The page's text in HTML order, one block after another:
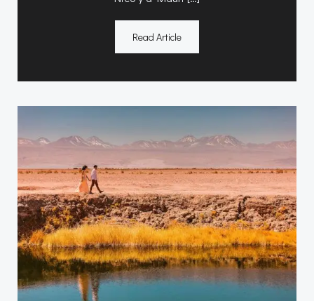
Read Article